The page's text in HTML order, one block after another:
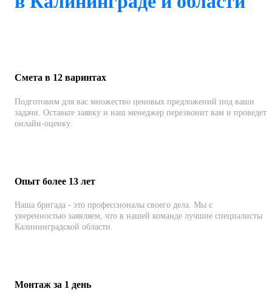
Смета в 12 варинтах
Подготовим для вас множество ценовых предложений под ваши
задачи. Оставьте заявку и наш менеджер перезвонит вам и проведет
онлайн-оценку.
Опыт более 13 лет
Наша бригада - это профессионалы своего дела. Мы с
уверенностью заявляем, что в нашей команде лучшие специалисты
Калининградской области.
Монтаж за 1 день